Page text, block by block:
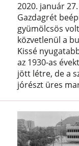
2020. január
Gazdagrét
gyümölcsös
közvetlenül a
Kissé
az 1930-as
jött létre, de a
jórészt üres